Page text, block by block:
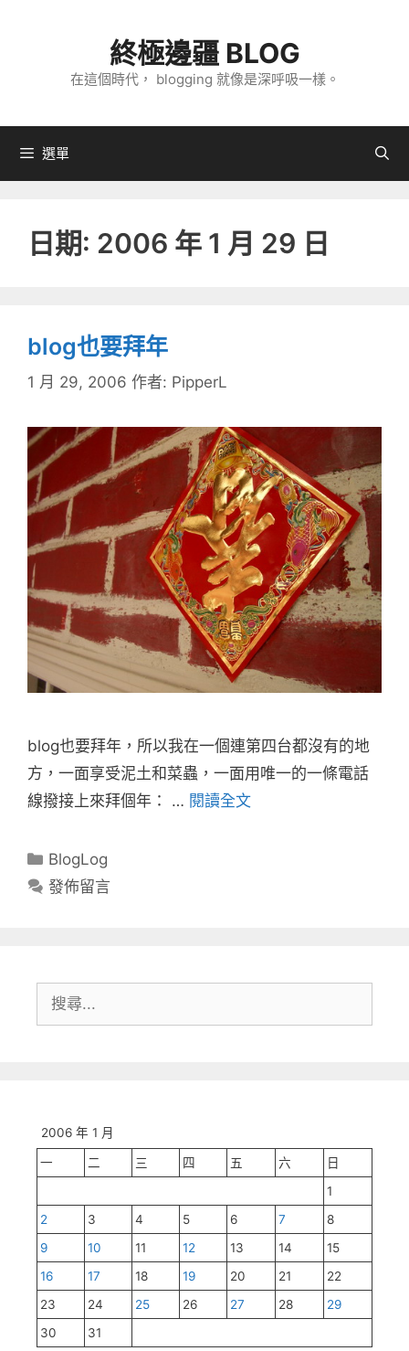
內
終極邊疆 BLOG
在這個時代， blogging 就像是深呼吸一樣。
選單
日期: 2006 年 1 月 29 日
blog也要拜年
1 月 29, 2006 作者: PipperL
blog也要拜年，所以我在一個連第四台都沒有的地
方，一面享受泥土和菜蟲，一面用唯一的一條電話
線撥接上來拜個年： … 閱讀全文
分
類
BlogLog
發佈留言
尋:
2006 年 1 月
一 二 三 四 五 六
日
1
2
3 4 5 6 7
8
9
10 11 12 13 14
15
16
17 18 19 20 21
22
23
24 25 26 27 28
29
30
31